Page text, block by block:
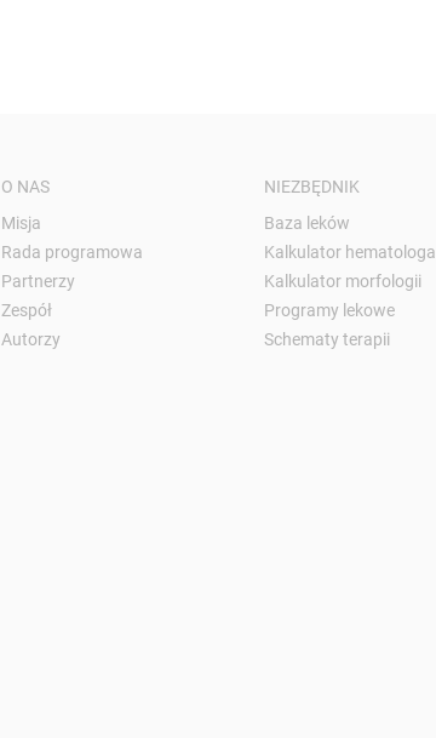
O NAS
Misja
Rada programowa
Partnerzy
Zespół
Autorzy
NIEZBĘDNIK
Baza leków
Kalkulator hematologa
Kalkulator morfologii
Programy lekowe
Schematy terapii